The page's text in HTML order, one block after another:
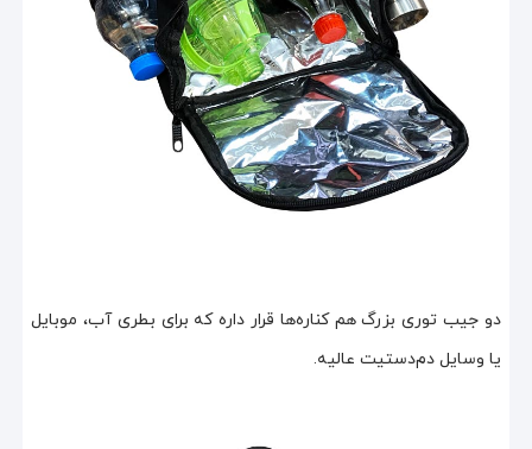
دو جیب توری بزرگ هم کناره‌ها قرار داره که برای بطری آب، موبایل
یا وسایل دم‌دستیت عالیه.